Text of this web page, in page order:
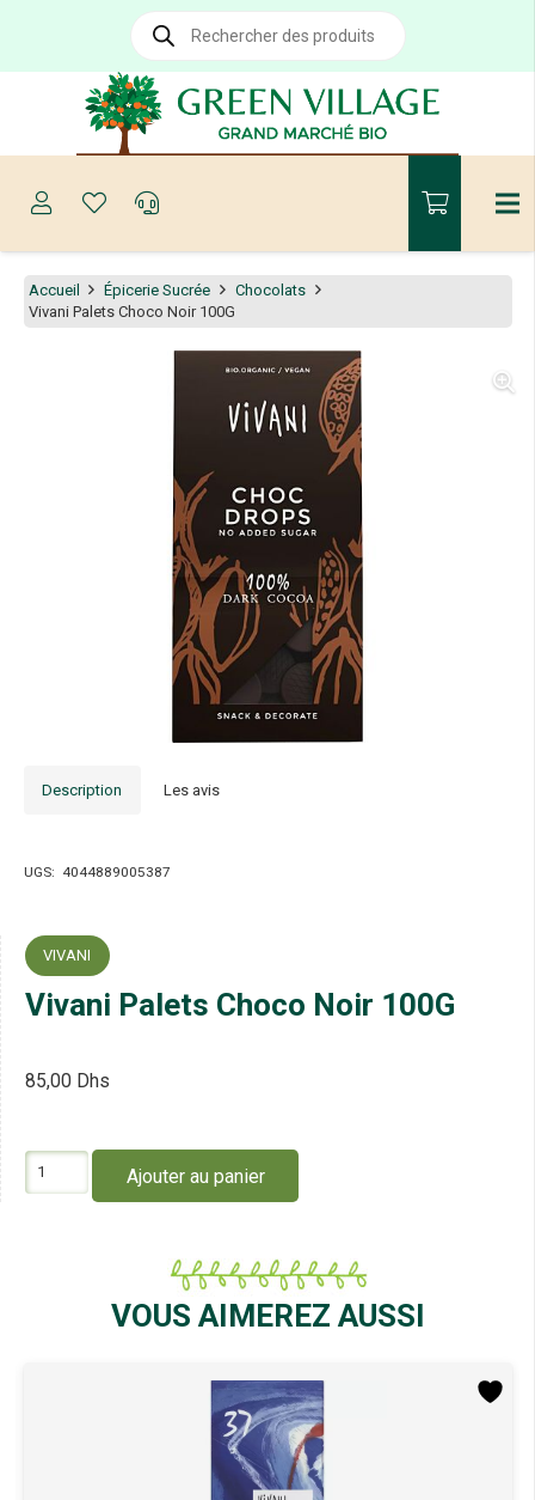
Recherche
produits
Accueil Épicerie Sucrée
Chocolats
Vivani Palets Choco Noir 100G
Description Les avis
UGS: 4044889005387
VIVANI
Vivani Palets Choco Noir 100G
85,00 Dhs
Ajouter au panier
VOUS AIMEREZ AUSSI